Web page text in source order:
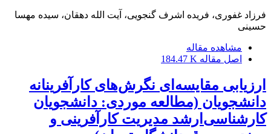
فرزاد غفوری، فریده اشرف گنجویی، آیت الله دهقان، سیده مهسا
حسینی
مشاهده مقاله
اصل مقاله 184.47 K
ارزیابی مقایسه‌ای نگرش‌های کارآفرینانه
دانشجویان (مطالعه موردی: دانشجویان
کارشناسی‌ارشد مدیریت کارآفرینی و